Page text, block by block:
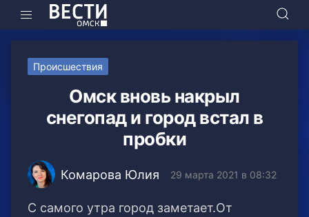
Происшествия
Омск вновь накрыл
снегопад и город встал в
пробки
Комарова Юлия 29 марта 2021 в 08:32
С самого утра город заметает.От